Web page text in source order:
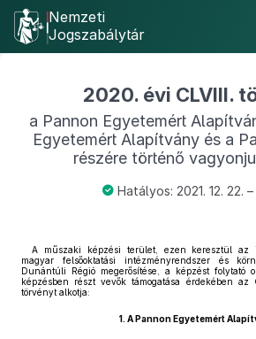
Nemzeti
Jogszabálytár
2020. évi CLVIII.
a Pannon Egyetemért
Egyetemért Alapítvány és a
részére történő
Hatályos: 2021. 12. 22. –
A műszaki képzési terület, ezen keresztül az
magyar felsőoktatási intézményrendszer és
Dunántúli Régió megerősítése, a képzést folytató
képzésben részt vevők támogatása érdekében az
törvényt alkotja:
1. A Pannon Egyetemért